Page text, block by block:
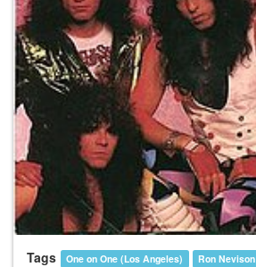
Tags One on One (Los Angeles) Ron Nevison